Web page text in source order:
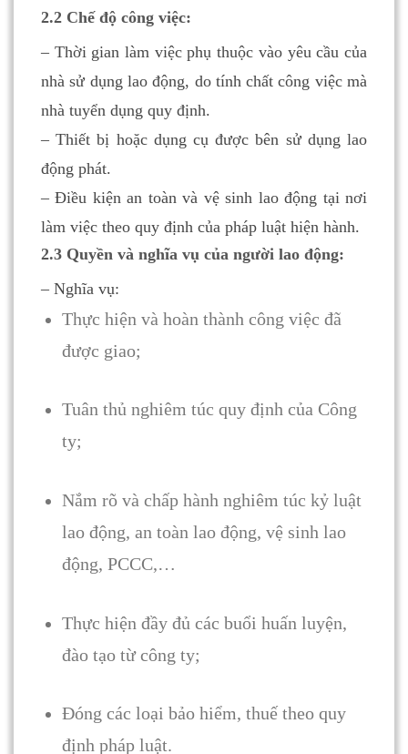
2.2 Chế độ công việc:
– Thời gian làm việc phụ thuộc vào yêu cầu của
nhà sử dụng lao động, do tính chất công việc mà
nhà tuyển dụng quy định.
– Thiết bị hoặc dụng cụ được bên sử dụng lao
động phát.
– Điều kiện an toàn và vệ sinh lao động tại nơi
làm việc theo quy định của pháp luật hiện hành.
2.3 Quyền và nghĩa vụ của người lao động:
– Nghĩa vụ:
Thực hiện và hoàn thành công việc đã
được giao;
Tuân thủ nghiêm túc quy định của Công
ty;
Nắm rõ và chấp hành nghiêm túc kỷ luật
lao động, an toàn lao động, vệ sinh lao
động, PCCC,…
Thực hiện đầy đủ các buổi huấn luyện,
đào tạo từ công ty;
Đóng các loại bảo hiểm, thuế theo quy
định pháp luật.